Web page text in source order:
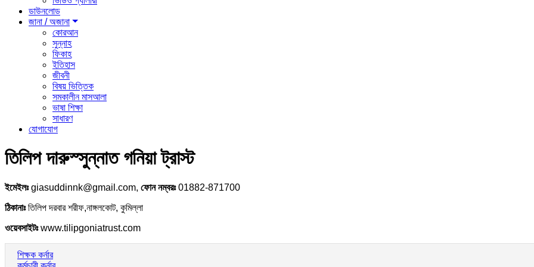
ডাউনলোড
জানা / অজানা
কোরআন
সুন্নাহ
ফিকাহ
ইতিহাস
জীবনী
বিষয় ভিত্তিক
সমকালীন মাসআলা
ভাষা শিক্ষা
সাধারণ
যোগাযোগ
তিলিপ দারুস্সুন্নাত গনিয়া ট্রাস্ট
ইমেইলঃgiasuddinnk@gmail.com, ফোন নম্বরঃ01882-871700
ঠিকানাঃতিলিপ দরবার শরীফ,নাঙ্গলকোট, কুমিল্লা
ওয়েবসাইটঃwww.tilipgoniatrust.com
শিক্ষক কর্নার